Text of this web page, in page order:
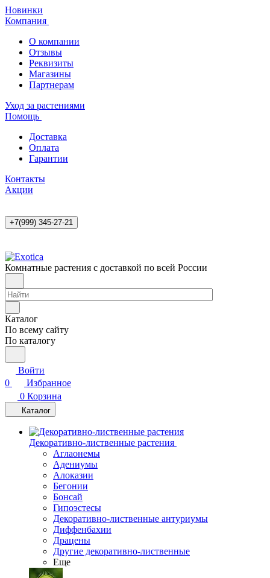
Новинки
Компания
О компании
Отзывы
Реквизиты
Магазины
Партнерам
Уход за растениями
Помощь
Доставка
Оплата
Гарантии
Контакты
Акции
+7(999) 345-27-21
Комнатные растения с доставкой по всей России
Каталог
По всему сайту
По каталогу
Войти
0
Избранное
0 Корзина
Каталог
Декоративно-лиственные растения
Аглаонемы
Адениумы
Алоказии
Бегонии
Бонсай
Гипоэстесы
Декоративно-лиственные антуриумы
Диффенбахии
Драцены
Другие декоративно-лиственные
Еще